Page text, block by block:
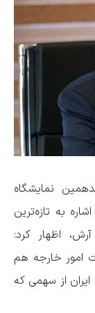
نمایشگاه
به تازه‌ترین
اظهار کرد:
امور خارجه هم
از سهمی که